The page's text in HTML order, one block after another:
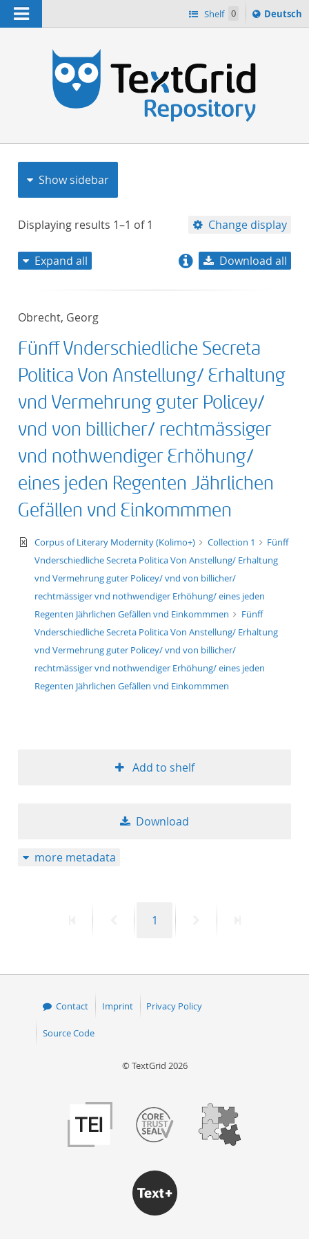
Navigation Shelf 0
Sprache
ï¿½ndern
Deutsch
Show sidebar
Displaying results 1–1 of1 Change display
title descending
format ascending
format
publication date
10
20
50
Expand all Download all
Obrecht, Georg
Fünff Vnderschiedliche Secreta
Politica Von Anstellung/ Erhaltung
vnd Vermehrung guter Policey/
vnd von billicher/ rechtmässiger
vnd nothwendiger Erhöhung/
eines jeden Regenten Jährlichen
Gefällen vnd Einkommmen
text/xml
Corpus of Literary Modernity (Kolimo+) Collection 1
Fünff
Vnderschiedliche Secreta Politica Von Anstellung/ Erhaltung
vnd Vermehrung guter Policey/ vnd von billicher/
rechtmässiger vnd nothwendiger Erhöhung/ eines jeden
Regenten Jährlichen Gefällen vnd Einkommmen
Fünff
Vnderschiedliche Secreta Politica Von Anstellung/ Erhaltung
vnd Vermehrung guter Policey/ vnd von billicher/
rechtmässiger vnd nothwendiger Erhöhung/ eines jeden
Regenten Jährlichen Gefällen vnd Einkommmen
Add to shelf
Download
more metadata
PreviousPage
1
Contact Imprint Privacy Policy
Source Code
© TextGrid 2026